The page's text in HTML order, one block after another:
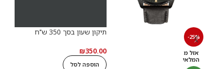
-25%
אזל מ
המלאי
תיקון שעון בסך 350 ש"ח
₪350.00
הוספה לסל